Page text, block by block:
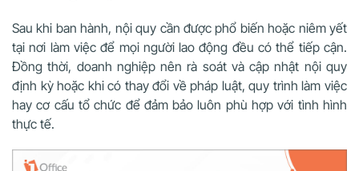
Sau khi ban hành, nội quy cần được phổ biến hoặc niêm yết
tại nơi làm việc để mọi người lao động đều có thể tiếp cận.
Đồng thời, doanh nghiệp nên rà soát và cập nhật nội quy
định kỳ hoặc khi có thay đổi về pháp luật, quy trình làm việc
hay cơ cấu tổ chức để đảm bảo luôn phù hợp với tình hình
thực tế.